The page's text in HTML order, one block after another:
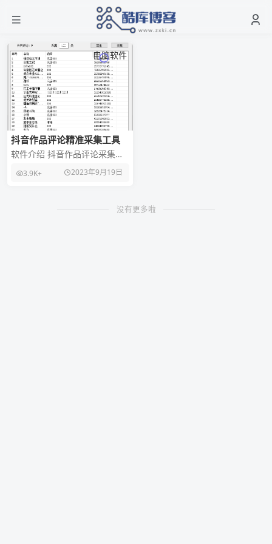
电脑软件
抖音作品评论精准采集工具
软件介绍 抖音作品评论采集工
具，价值几百的dy评论区精准
粉采集可指定关键词采集，并
3.9K+ 2023年9月19日
没有更多啦